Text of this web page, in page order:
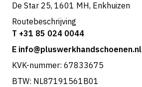
De Star 25, 1601 MH, Enkhuizen
Routebeschrijving
T +31 85 024 0044
E info@pluswerkhandschoenen.nl
KVK-nummer: 67833675
BTW: NL87191561B01